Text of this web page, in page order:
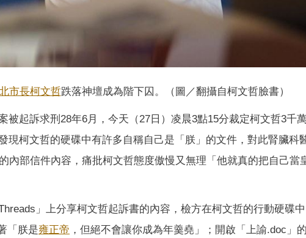
市長柯文哲跌落神壇成為階下囚。（圖／翻攝自柯文哲臉書）
被起訴求刑28年6月，今天（27日）凌晨3點15分裁定柯文哲3千
現柯文哲的硬碟中有許多自稱自己是「朕」的文件，對此腎臟科
內部信件內容，痛批柯文哲態度傲慢又無理「他就真的把自己當
」上分享柯文哲起訴書的內容，檢方在柯文哲的行動硬碟
「朕是雍正帝 ，但絕不會讓你成為年羹堯」；開啟「上諭.doc」